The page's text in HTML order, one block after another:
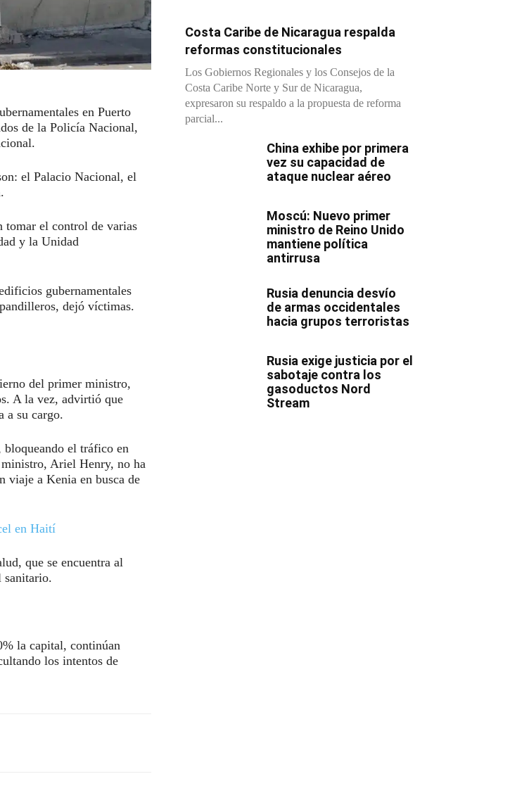
en Puerto
de la Policía Nacional,
el Palacio Nacional, el
tomar el control de varias
y la Unidad
gubernamentales
dejó víctimas.
del primer ministro,
A la vez, advirtió que
a su cargo.
el tráfico en
Ariel Henry, no ha
viaje a Kenia en busca de
en Haití
que se encuentra al
sanitario.
la capital, continúan
los intentos de
Costa Caribe de Nicaragua respalda
reformas constitucionales
Los Gobiernos Regionales y los Consejos de la
Costa Caribe Norte y Sur de Nicaragua,
expresaron su respaldo a la propuesta de reforma
parcial...
China exhibe por primera
vez su capacidad de
ataque nuclear aéreo
Moscú: Nuevo primer
ministro de Reino Unido
mantiene política
antirrusa
Rusia denuncia desvío
de armas occidentales
hacia grupos terroristas
Rusia exige justicia por el
sabotaje contra los
gasoductos Nord
Stream